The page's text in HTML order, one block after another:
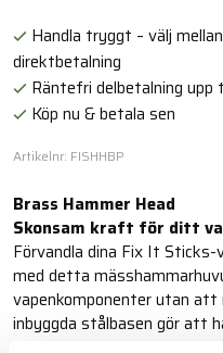
Handla tryggt – välj
direktbetalning
Räntefri delbetalning upp
Köp nu & betala sen
Artikelnr: FISHHBP
Brass Hammer Head
Skonsam kraft för ditt
Förvandla dina Fix It
med detta
vapenkomponenter utan att
inbyggda stålbasen gör att